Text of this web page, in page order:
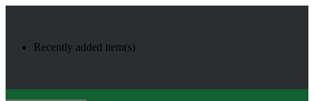
Recently added item(s)